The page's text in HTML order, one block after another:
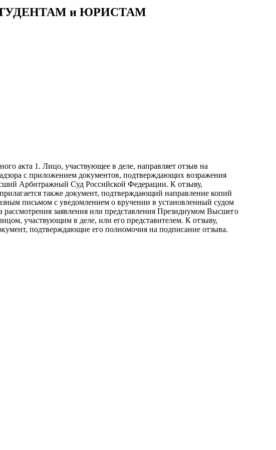
и ЮРИСТАМ
акта 1. Лицо, участвующее в деле, направляет отзыв на
с приложением документов, подтверждающих возражения
Арбитражный Суд Российской Федерации. К отзыву,
также документ, подтверждающий направление копий
письмом с уведомлением о вручении в установленный судом
заявления или представления Президиумом Высшего
участвующим в деле, или его представителем. К отзыву,
подтверждающие его полномочия на подписание отзыва.